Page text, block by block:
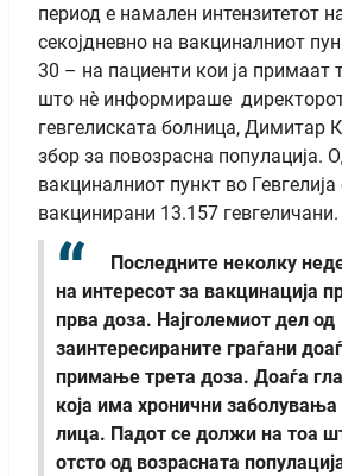
период е намален интензитетот
секојдневно на вакциналниот
30 – на пациенти кои ја примаат
што нè информираше
гевгелиската болница, Димитар
збор за повозрасна популација.
вакциналниот пункт во
вакцинирани 13.157 гевгеличани.
Последните неколку
на интересот за вакцинација
прва доза. Најголемиот дел од
заинтересираните граѓани
примање трета доза. Доаѓа
која има хронични
лица. Падот се должи на тоа
отсто од возрасната